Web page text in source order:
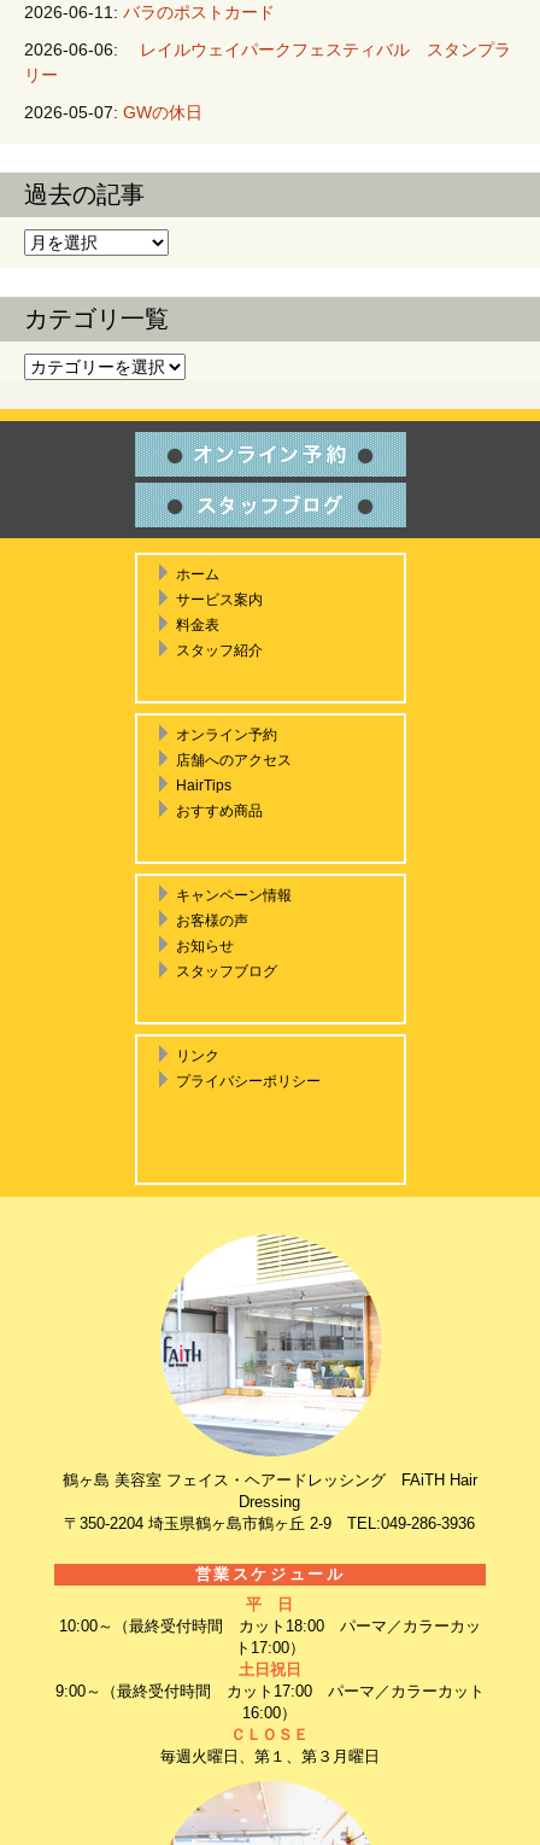
2026-06-11: バラのポストカード
2026-06-06:
レイルウェイパークフェスティバル スタンプラ
リー
2026-05-07: GWの休日
過去の記事
過去の記事
カテゴリ一覧
カテゴリ一覧
ホーム
サービス案内
料金表
スタッフ紹介
オンライン予約
店舗へのアクセス
HairTips
おすすめ商品
キャンペーン情報
お客様の声
お知らせ
スタッフブログ
リンク
プライバシーポリシー
鶴ヶ島 美容室 フェイス・ヘアードレッシング FAiTH Hair
Dressing
〒350-2204 埼玉県鶴ヶ島市鶴ヶ丘 2-9 TEL:049-286-3936
営業スケジュール
平 日
10:00～（最終受付時間 カット18:00 パーマ／カラーカッ
ト17:00）
土日祝日
9:00～（最終受付時間 カット17:00 パーマ／カラーカット
16:00）
ＣＬＯＳＥ
毎週火曜日、第１、第３月曜日